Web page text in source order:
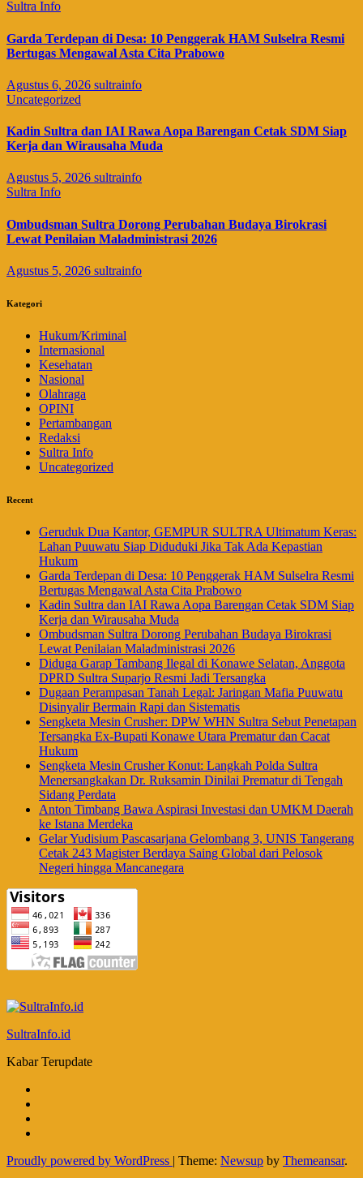
Sultra Info
Garda Terdepan di Desa: 10 Penggerak HAM Sulselra Resmi
Bertugas Mengawal Asta Cita Prabowo
Agustus 6, 2026 sultrainfo
Uncategorized
Kadin Sultra dan IAI Rawa Aopa Barengan Cetak SDM Siap
Kerja dan Wirausaha Muda
Agustus 5, 2026 sultrainfo
Sultra Info
Ombudsman Sultra Dorong Perubahan Budaya Birokrasi
Lewat Penilaian Maladministrasi 2026
Agustus 5, 2026 sultrainfo
Kategori
Hukum/Kriminal
Internasional
Kesehatan
Nasional
Olahraga
OPINI
Pertambangan
Redaksi
Sultra Info
Uncategorized
Recent
Geruduk Dua Kantor, GEMPUR SULTRA Ultimatum Keras:
Lahan Puuwatu Siap Diduduki Jika Tak Ada Kepastian
Hukum
Garda Terdepan di Desa: 10 Penggerak HAM Sulselra Resmi
Bertugas Mengawal Asta Cita Prabowo
Kadin Sultra dan IAI Rawa Aopa Barengan Cetak SDM Siap
Kerja dan Wirausaha Muda
Ombudsman Sultra Dorong Perubahan Budaya Birokrasi
Lewat Penilaian Maladministrasi 2026
Diduga Garap Tambang Ilegal di Konawe Selatan, Anggota
DPRD Sultra Suparjo Resmi Jadi Tersangka
Dugaan Perampasan Tanah Legal: Jaringan Mafia Puuwatu
Disinyalir Bermain Rapi dan Sistematis
Sengketa Mesin Crusher: DPW WHN Sultra Sebut Penetapan
Tersangka Ex-Bupati Konawe Utara Prematur dan Cacat
Hukum
Sengketa Mesin Crusher Konut: Langkah Polda Sultra
Menersangkakan Dr. Ruksamin Dinilai Prematur di Tengah
Sidang Perdata
Anton Timbang Bawa Aspirasi Investasi dan UMKM Daerah
ke Istana Merdeka
Gelar Yudisium Pascasarjana Gelombang 3, UNIS Tangerang
Cetak 243 Magister Berdaya Saing Global dari Pelosok
Negeri hingga Mancanegara
SultraInfo.id
Kabar Terupdate
Proudly powered by WordPress | Theme: Newsup by Themeansar.